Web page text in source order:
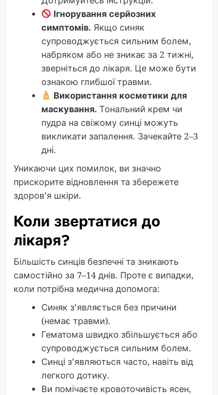
Ігнорування серйозних
симптомів. Якщо синяк
супроводжується сильним болем,
набряком або не зникає за 2 тижні,
зверніться до лікаря. Це може бути
ознакою глибшої травми.
Використання косметики для
маскування. Тональний крем чи
пудра на свіжому синці можуть
викликати запалення. Зачекайте 2–3
дні.
Уникаючи цих помилок, ви значно
прискорите відновлення та збережете
здоров’я шкіри.
Коли звертатися до
лікаря?
Більшість синців безпечні та зникають
самостійно за 7–14 днів. Проте є випадки,
коли потрібна медична допомога:
Синяк з’являється без причини
(немає травми).
Гематома швидко збільшується або
супроводжується сильним болем.
Синці з’являються часто, навіть від
легкого дотику.
Ви помічаєте кровоточивість ясен,